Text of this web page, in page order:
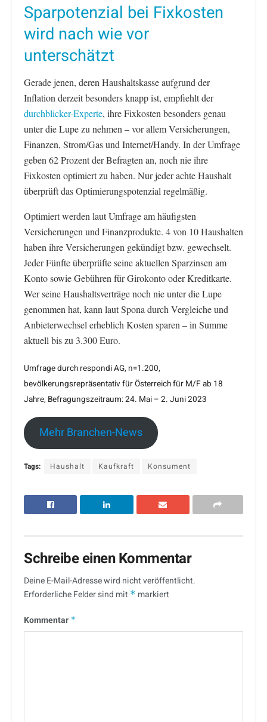
Sparpotenzial bei Fixkosten
wird nach wie vor
unterschätzt
Gerade jenen, deren Haushaltskasse aufgrund der
Inflation derzeit besonders knapp ist, empfiehlt der
durchblicker-Experte, ihre Fixkosten besonders genau
unter die Lupe zu nehmen – vor allem Versicherungen,
Finanzen, Strom/Gas und Internet/Handy. In der Umfrage
geben 62 Prozent der Befragten an, noch nie ihre
Fixkosten optimiert zu haben. Nur jeder achte Haushalt
überprüft das Optimierungspotenzial regelmäßig.
Optimiert werden laut Umfrage am häufigsten
Versicherungen und Finanzprodukte. 4 von 10 Haushalten
haben ihre Versicherungen gekündigt bzw. gewechselt.
Jeder Fünfte überprüfte seine aktuellen Sparzinsen am
Konto sowie Gebühren für Girokonto oder Kreditkarte.
Wer seine Haushaltsverträge noch nie unter die Lupe
genommen hat, kann laut Spona durch Vergleiche und
Anbieterwechsel erheblich Kosten sparen – in Summe
aktuell bis zu 3.300 Euro.
Umfrage durch respondi AG, n=1.200,
bevölkerungsrepräsentativ für Österreich für M/F ab 18
Jahre, Befragungszeitraum: 24. Mai – 2. Juni 2023
Mehr Branchen-News
Tags: Haushalt Kaufkraft Konsument
Schreibe einen Kommentar
Deine E-Mail-Adresse wird nicht veröffentlicht.
Erforderliche Felder sind mit * markiert
Kommentar *